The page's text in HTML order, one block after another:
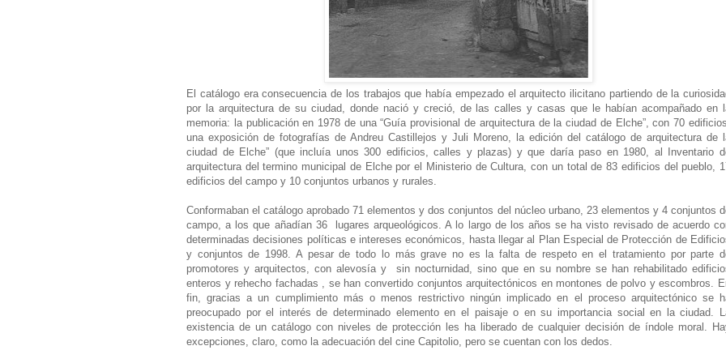
El catálogo era consecuencia de los trabajos que había empezado el arquitecto ilicitano partiendo de la
por la arquitectura de su ciudad, donde nació y creció, de las calles y casas que le habían acompañado en
memoria: la publicación en 1978 de una “Guía provisional de arquitectura de la ciudad de Elche”, con 70 edificios,
una exposición de fotografías de Andreu Castillejos y Juli Moreno, la edición del catálogo de arquitectura de
ciudad de Elche” (que incluía unos 300 edificios, calles y plazas) y que daría paso en 1980, al Inventario
arquitectura del termino municipal de Elche por el Ministerio de Cultura, con un total de 83 edificios del pueblo,
edificios del campo y 10 conjuntos urbanos y rurales.
Conformaban el catálogo aprobado 71 elementos y dos conjuntos del núcleo urbano, 23 elementos y 4 conjuntos
campo, a los que añadían 36 lugares arqueológicos. A lo largo de los años se ha visto revisado de acuerdo
determinadas decisiones políticas e intereses económicos, hasta llegar al Plan Especial de Protección de
y conjuntos de 1998. A pesar de todo lo más grave no es la falta de respeto en el tratamiento por parte
promotores y arquitectos, con alevosía y sin nocturnidad, sino que en su nombre se han rehabilitado
enteros y rehecho fachadas , se han convertido conjuntos arquitectónicos en montones de polvo y escombros.
fin, gracias a un cumplimiento más o menos restrictivo ningún implicado en el proceso arquitectónico se
preocupado por el interés de determinado elemento en el paisaje o en su importancia social en la ciudad.
existencia de un catálogo con niveles de protección les ha liberado de cualquier decisión de índole moral.
excepciones, claro, como la adecuación del cine Capitolio, pero se cuentan con los dedos.